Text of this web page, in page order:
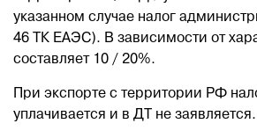
указанном случае налог
46 ТК ЕАЭС). В зависимости от
составляет 10 / 20%.
При экспорте с территории РФ
уплачивается и в ДТ не заявляется.